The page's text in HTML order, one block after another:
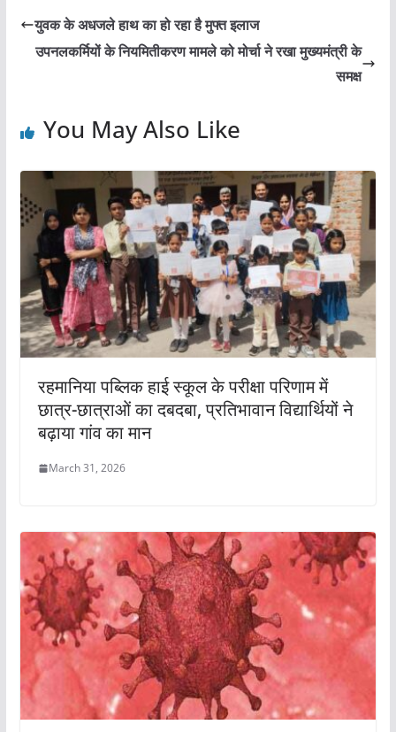
e
b
k
er l s
A
e
युवक के अधजले हाथ का हो रहा है मुफ्त इलाज
उपनलकर्मियों के नियमितीकरण मामले को मोर्चा ने रखा मुख्यमंत्री के
समक्ष
You May Also Like
रहमानिया पब्लिक हाई स्कूल के परीक्षा परिणाम में
छात्र-छात्राओं का दबदबा, प्रतिभावान विद्यार्थियों ने
बढ़ाया गांव का मान
March 31, 2026